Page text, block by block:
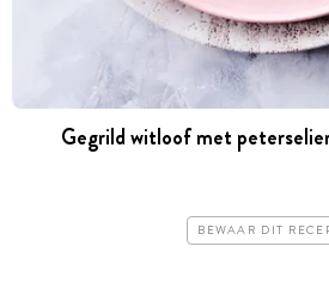
Gegrild witloof met
BEWAAR DIT